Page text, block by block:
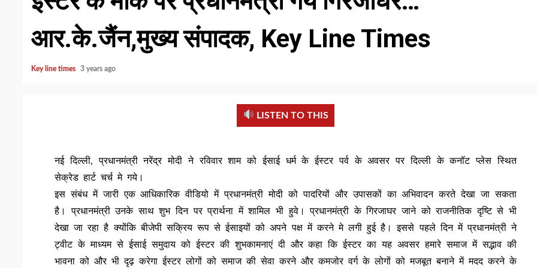
आर.के.जैंन,मुख्य संपादक, Key Line Times
Key line times 3 years ago
LISTEN TO THIS
नई दिल्ली, प्रधानमंत्री नरेंद्र मोदी ने रविवार शाम को ईसाई धर्म के ईस्टर पर्व के अवसर पर दिल्ली के कनॉट प्लेस स्थित
सेक्रेड हार्ट चर्च मे गये।
इस संबंध में जारी एक आधिकारिक वीडियो में प्रधानमंत्री मोदी को पादरियों और उपासकों का अभिवादन करते देखा जा सकता
है। प्रधानमंत्री उनके साथ शुभ दिन पर प्रार्थना में शामिल भी हुवे। प्रधानमंत्री के गिरजाघर जाने को राजनीतिक दृष्टि से भी
देखा जा रहा है क्योंकि बीजेपी सक्रिय रूप से ईसाइयों को अपने पक्ष में करने मे लगी हुई है। इससे पहले दिन में प्रधानमंत्री ने
ट्वीट के माध्यम से ईसाई समुदाय को ईस्टर की शुभकामनाएं दी और कहा कि ईस्टर का यह अवसर हमारे समाज में सद्भाव की
भावना को और भी दृढ़ करेगा ईस्टर लोगों को समाज की सेवा करने और कमजोर वर्ग के लोगों को मजबूत बनाने में मदद करने के